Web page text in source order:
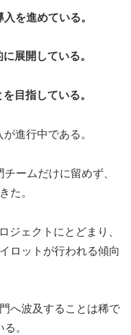
を進めている。
展開している。
目指している。
進行中である。
ームだけに留めず、
た。
ジェクトにとどまり、
ロットが行われる傾向
へ波及することは稀で
。